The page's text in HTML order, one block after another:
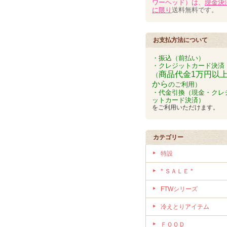
ワーヘッド）は、 現金決
に限り 送料無料です。
お支払方法について
・振込（前払い）
・クレジットカード決済
（商品代金1万円以上
からのご利用）
・代金引換（現金・クレ
ットカード決済）
をご利用いただけます。
カテゴリー
特設
* ＳＡＬＥ *
FTWシリーズ
冷えとりアイテム
ＦＯＯＤ